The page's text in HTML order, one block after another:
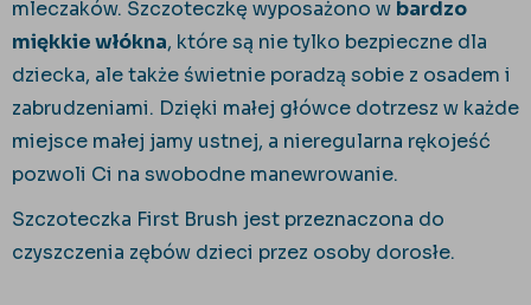
mleczaków. Szczoteczkę wyposażono w bardzo
miękkie włókna, które są nie tylko bezpieczne dla
dziecka, ale także świetnie poradzą sobie z osadem i
zabrudzeniami. Dzięki małej główce dotrzesz w każde
miejsce małej jamy ustnej, a nieregularna rękojeść
pozwoli Ci na swobodne manewrowanie.
Szczoteczka First Brush jest przeznaczona do
czyszczenia zębów dzieci przez osoby dorosłe.